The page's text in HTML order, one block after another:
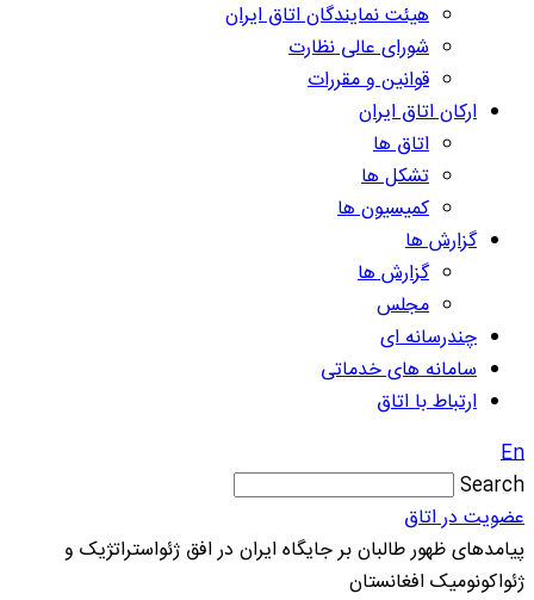
هیئت نمایندگان اتاق ایران
شورای عالی نظارت
قوانین و مقررات
ارکان اتاق ایران
اتاق ها
تشکل ها
کمیسیون ها
گزارش ها
گزارش ها
مجلس
چندرسانه ای
سامانه های خدماتی
ارتباط با اتاق
En
Search
عضویت در اتاق
پیامدهای ظهور طالبان بر جایگاه ایران در افق ژئواستراتژیک و
ژئواکونومیک افغانستان